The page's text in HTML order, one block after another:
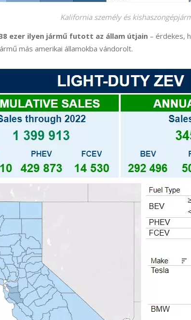
Kalifornia személy és
ezer ilyen jármű futott az állam útjain – érdekes,
más amerikai államokba vándorolt.